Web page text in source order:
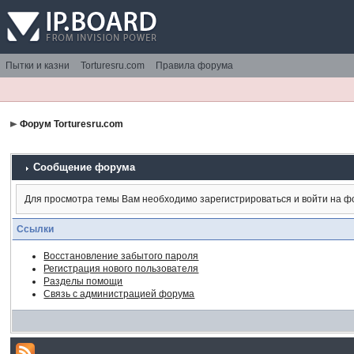
Пытки и казни Torturesru.com Правила форума
Форум Torturesru.com
Сообщение форума
Для просмотра темы Вам необходимо зарегистрироваться и войти на
Ссылки
Восстановление забытого пароля
Регистрация нового пользователя
Разделы помощи
Связь с администрацией форума